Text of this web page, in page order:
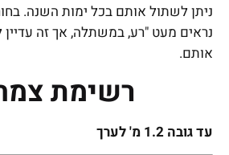
ניתן לשתול אותם בכל ימות השנה.
נראים מעט "רע, במשתלה, אך זה
אותם.
רשימת
עד גובה 1.2 מ' לערך